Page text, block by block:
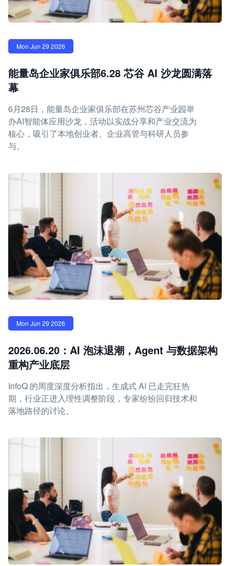
Mon Jun 29 2026
能量岛企业家俱乐部6.28 芯谷 AI 沙龙圆满落
幕
6月28日，能量岛企业家俱乐部在苏州芯谷产业园举
办AI智能体应用沙龙，活动以实战分享和产业交流为
核心，吸引了本地创业者、企业高管与科研人员参
与。
Mon Jun 29 2026
2026.06.20：AI 泡沫退潮，Agent 与数据架构
重构产业底层
InfoQ 的周度深度分析指出，生成式 AI 已走完狂热
期，行业正进入理性调整阶段，专家纷纷回归技术和
落地路径的讨论。